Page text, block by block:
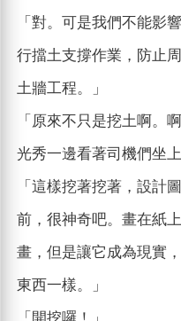
「對。可是我們不能影
行擋土支撐作業，防止
土牆工程。」
「原來不只是挖土啊。
光秀一邊看著司機們坐
「這樣挖著挖著，設計
前，很神奇吧。畫在紙
畫，但是讓它成為現實
東西一樣。」